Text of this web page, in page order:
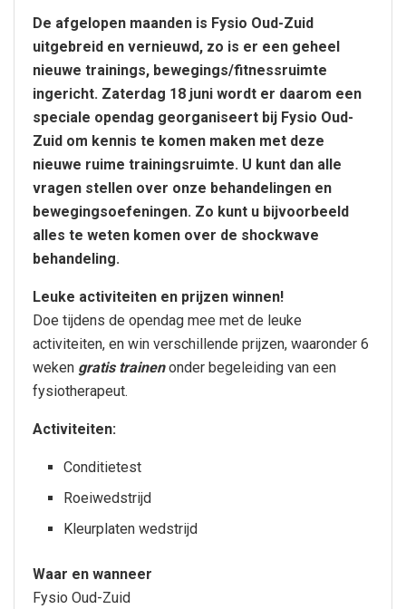
De afgelopen maanden is Fysio Oud-Zuid
uitgebreid en vernieuwd, zo is er een geheel
nieuwe trainings, bewegings/fitnessruimte
ingericht. Zaterdag 18 juni wordt er daarom een
speciale opendag georganiseert bij Fysio Oud-
Zuid om kennis te komen maken met deze
nieuwe ruime trainingsruimte. U kunt dan alle
vragen stellen over onze behandelingen en
bewegingsoefeningen. Zo kunt u bijvoorbeeld
alles te weten komen over de shockwave
behandeling.
Leuke activiteiten en prijzen winnen!
Doe tijdens de opendag mee met de leuke
activiteiten, en win verschillende prijzen, waaronder 6
weken gratis trainenonder begeleiding van een
fysiotherapeut.
Activiteiten:
Conditietest
Roeiwedstrijd
Kleurplaten wedstrijd
Waar en wanneer
Fysio Oud-Zuid